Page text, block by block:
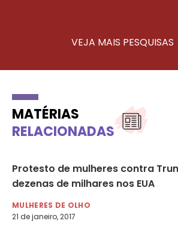
VEJA MAIS PESQUISAS
MATÉRIAS
RELACIONADAS
Protesto de mulheres contra
dezenas de milhares nos EUA
MULHERES DE OLHO
21 de janeiro, 2017